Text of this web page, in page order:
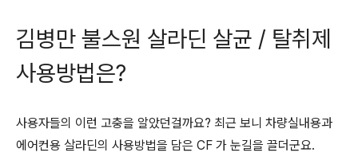
김병만 불스원 살라딘 살균 / 탈취제
사용방법은?
사용자들의 이런 고충을 알았던걸까요? 최근 보니 차량실내용과
에어컨용 살라딘의 사용방법을 담은 CF 가 눈길을 끌더군요.